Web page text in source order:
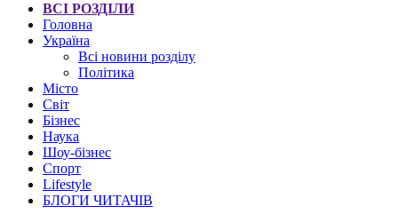
ВСІ РОЗДІЛИ
Головна
Україна
Всі новини розділу
Політика
Місто
Світ
Бізнес
Наука
Шоу-бізнес
Спорт
Lifestyle
БЛОГИ ЧИТАЧІВ